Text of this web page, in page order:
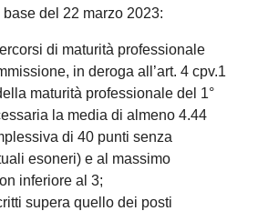
del 22 marzo 2023:
di maturità professionale
in deroga all’art. 4 cpv.1
maturità professionale del 1°
la media di almeno 4.44
di 40 punti senza
esoneri) e al massimo
inferiore al 3;
supera quello dei posti